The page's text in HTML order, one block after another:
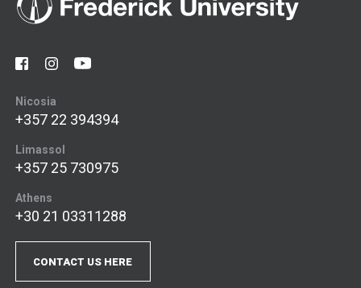
Nicosia
+357 22 394394
Limassol
+357 25 730975
Athens
+30 21 03311288
CONTACT US HERE